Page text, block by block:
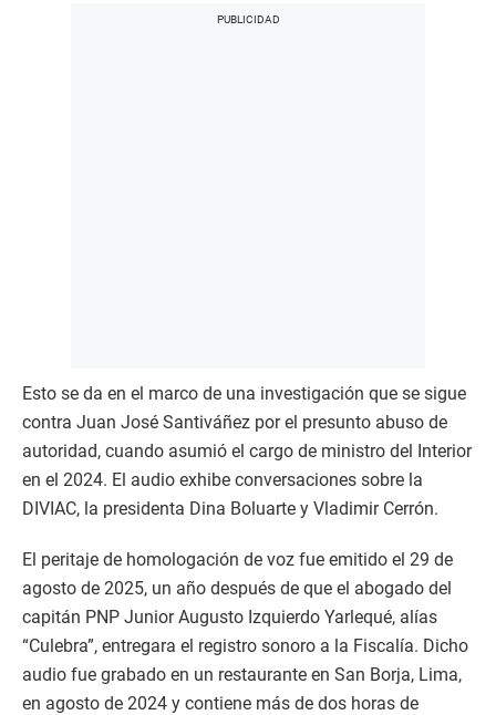
Esto se da en el marco de una investigación que se sigue
contra Juan José Santiváñez por el presunto abuso de
autoridad, cuando asumió el cargo de ministro del Interior
en el 2024. El audio exhibe conversaciones sobre la
DIVIAC, la presidenta Dina Boluarte y Vladimir Cerrón.
El peritaje de homologación de voz fue emitido el 29 de
agosto de 2025, un año después de que el abogado del
capitán PNP Junior Augusto Izquierdo Yarlequé, alías
“Culebra”, entregara el registro sonoro a la Fiscalía. Dicho
audio fue grabado en un restaurante en San Borja, Lima,
en agosto de 2024 y contiene más de dos horas de